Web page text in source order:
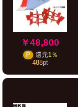
￥48,800
P 還元1％
488pt